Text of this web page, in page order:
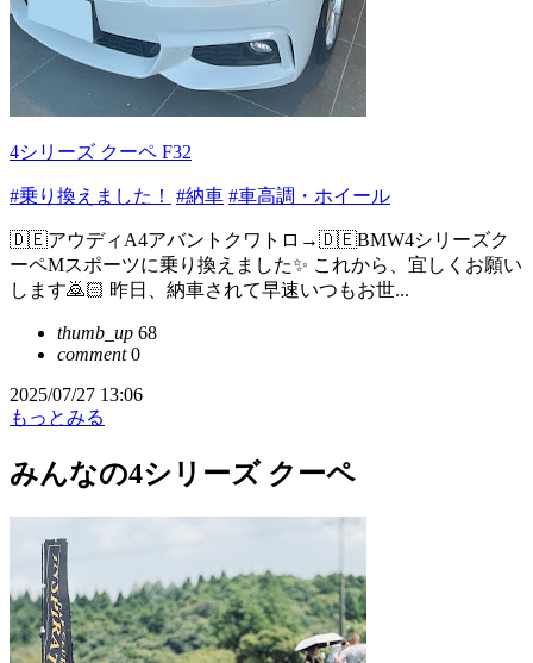
4シリーズ クーペ F32
#乗り換えました！ #納車 #車高調・ホイール
🇩🇪アウディA4アバントクワトロ→🇩🇪BMW4シリーズク
ーペMスポーツに乗り換えました✨ これから、宜しくお願い
します🙇🏻 昨日、納車されて早速いつもお世...
thumb_up 68
comment0
2025/07/27 13:06
もっとみる
みんなの4シリーズ クーペ